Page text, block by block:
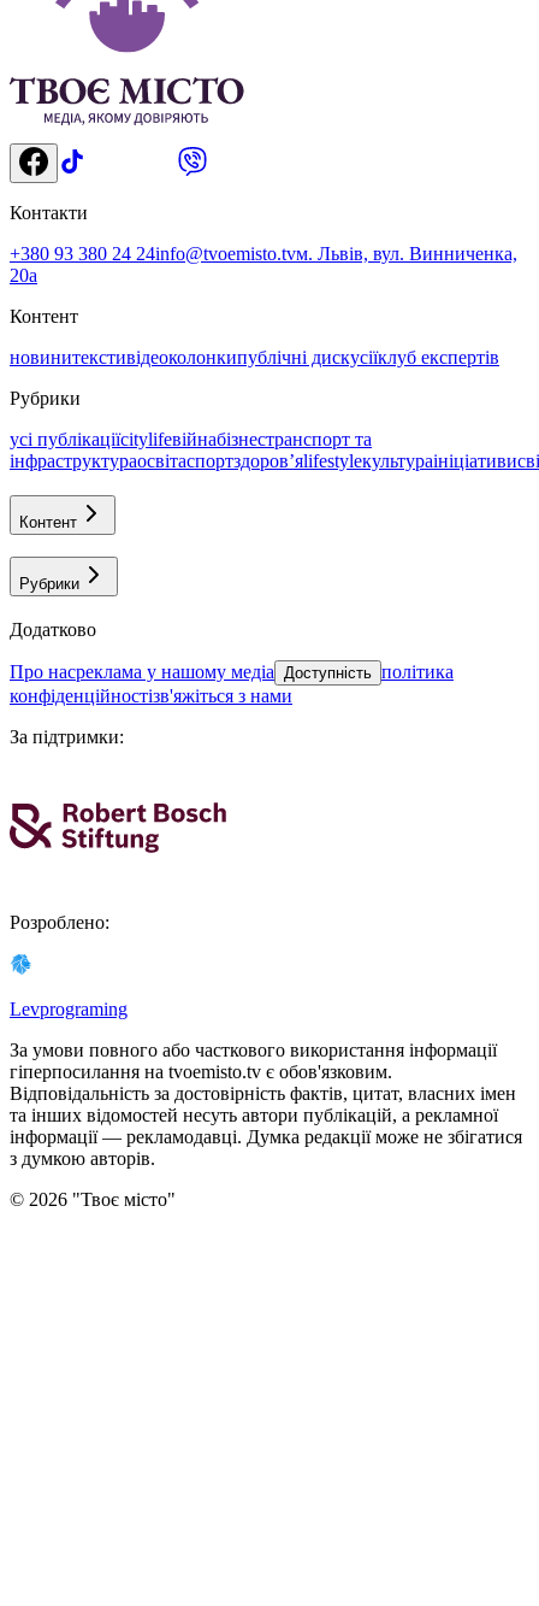
Контакти
+380 93 380 24 24info@tvoemisto.tvм. Львів, вул. Винниченка,
20а
Контент
новинитекстивідеоколонкипублічні дискусіїклуб експертів
Рубрики
усі публікаціїcitylifeвійнабізнестранспорт та
інфраструктураосвітаспортздоровʼяlifestyleкультураініціативи
Контент
Рубрики
Додатково
про насреклама у нашому медіа Доступність політика
конфіденційностізв'яжіться з нами
За підтримки:
Розроблено:
Levprograming
За умови повного або часткового використання iнформацiї
гіперпосилання на tvoemisto.tv є обов'язковим.
Відповідальність за достовірність фактів, цитат, власних імен
та інших відомостей несуть автори публікацій, а рекламної
інформації — рекламодавці. Думка редакцiї може не збiгатися
з думкою авторiв.
© 2026 "Твоє місто"